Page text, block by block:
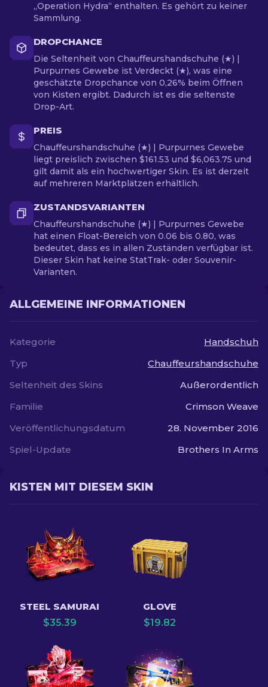
„Operation Hydra“ enthalten. Es gehört zu keiner
Sammlung.
DROPCHANCE
Die Seltenheit von Chauffeurshandschuhe (★) |
Purpurnes Gewebe ist Verdeckt (★), was eine
geschätzte Dropchance von 0,26% beim Öffnen
von Kisten ergibt. Dadurch ist es die seltenste
Drop-Art.
PREIS
Chauffeurshandschuhe (★) | Purpurnes Gewebe
liegt preislich zwischen $161.53 und $6,063.75 und
gilt damit als ein hochwertiger Skin. Es ist derzeit
auf mehreren Marktplätzen erhältlich.
ZUSTANDSVARIANTEN
Chauffeurshandschuhe (★) | Purpurnes Gewebe
hat einen Float-Bereich von 0.06 bis 0.80, was
bedeutet, dass es in allen Zuständen verfügbar ist.
Dieser Skin hat keine StatTrak- oder Souvenir-
Varianten.
ALLGEMEINE INFORMATIONEN
Kategorie
Handschuh
Typ
Chauffeurshandschuhe
Seltenheit des Skins
Außerordentlich
Familie
Crimson Weave
Veröffentlichungsdatum
28. November 2016
Spiel-Update
Brothers In Arms
KISTEN MIT DIESEM SKIN
STEEL SAMURAI
$35.39
GLOVE
$19.82